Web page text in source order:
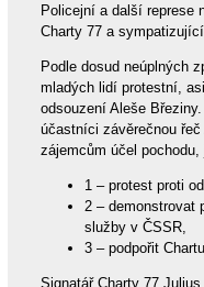
Policejní a další represe
Charty 77 a
Podle dosud neúplných
mladých lidí protestní,
odsouzení Aleše
účastníci závěrečnou
zájemcům účel
1 – protest proti
2 – demonstrovat
služby v ČSSR,
3 – podpořit
Signatář Charty 77